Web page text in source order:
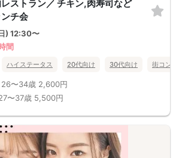
ストラン／ チキン,肉寿司など
チ会
) 12:30〜
間
ハイステータス 20代向け 30代向け 街コン
26〜34歳 2,600円
〜37歳 5,500円